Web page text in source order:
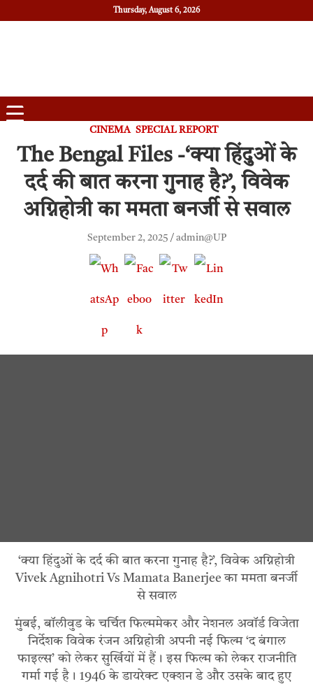
Thursday, August 6, 2026
CINEMA SPECIAL REPORT
The Bengal Files -‘क्या हिंदुओं के
दर्द की बात करना गुनाह है?’, विवेक
अग्निहोत्री का ममता बनर्जी से सवाल
September 2, 2025 admin@UP
‘क्या हिंदुओं के दर्द की बात करना गुनाह है?’, विवेक अग्निहोत्री
Vivek Agnihotri Vs Mamata Banerjee का ममता बनर्जी
से सवाल
मुंबई, बॉलीवुड के चर्चित फिल्ममेकर और नेशनल अवॉर्ड विजेता
निर्देशक विवेक रंजन अग्निहोत्री अपनी नई फिल्म ‘द बंगाल
फाइल्स’ को लेकर सुर्खियों में हैं। इस फिल्म को लेकर राजनीति
गर्मा गई है। 1946 के डायरेक्ट एक्शन डे और उसके बाद हुए